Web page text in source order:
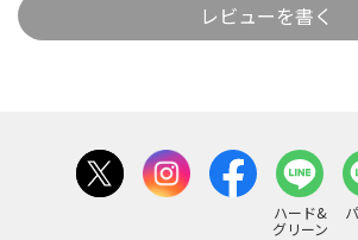
レビューを書く
ハード&
グリーン